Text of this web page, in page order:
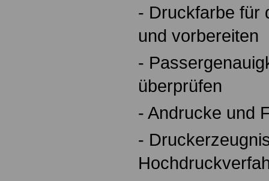
- Druckfarbe für
und vorbereiten
-
überprüfen
- Andrucke und
-